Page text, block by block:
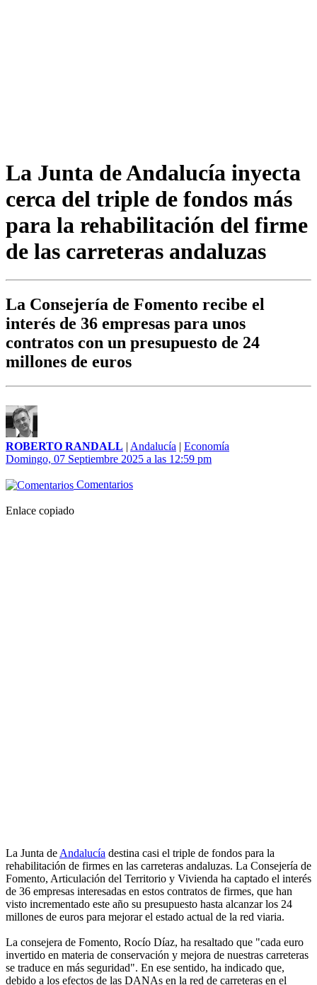
La Junta de Andalucía inyecta
cerca del triple de fondos más
para la rehabilitación del firme
de las carreteras andaluzas
La Consejería de Fomento recibe el
interés de 36 empresas para unos
contratos con un presupuesto de 24
millones de euros
ROBERTO RANDALL | Andalucía | Economía
Domingo, 07 Septiembre 2025 a las 12:59 pm
Comentarios
Enlace copiado
La Junta de Andalucía destina casi el triple de fondos para la
rehabilitación de firmes en las carreteras andaluzas. La Consejería de
Fomento, Articulación del Territorio y Vivienda ha captado el interés
de 36 empresas interesadas en estos contratos de firmes, que han
visto incrementado este año su presupuesto hasta alcanzar los 24
millones de euros para mejorar el estado actual de la red viaria.
La consejera de Fomento, Rocío Díaz, ha resaltado que "cada euro
invertido en materia de conservación y mejora de nuestras carreteras
se traduce en más seguridad". En ese sentido, ha indicado que,
debido a los efectos de las DANAs en la red de carreteras en el